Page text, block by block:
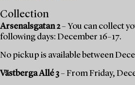
Collection
Arsenalsgatan 2– You can collect
following days: December 16–17.
No pickup is available between
Västberga Allé 3– From Friday,